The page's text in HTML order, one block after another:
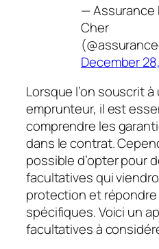
— Assurance
Cher
December
Lorsque l’on souscrit
emprunteur, il est
comprendre les
dans le contrat.
possible d’opter pour
facultatives qui
protection et
spécifiques. Voici un
facultatives à